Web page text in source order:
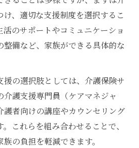
、適切な支援制度を選択するこ
活のサポートやコミュニケーショ
整備など、家族ができる具体的な
の選択肢としては、介護保険サ
護支援専門員（ケアマネジャ
護者向けの講座やカウンセリング
これらを組み合わせることで、
の負担を軽減できます。